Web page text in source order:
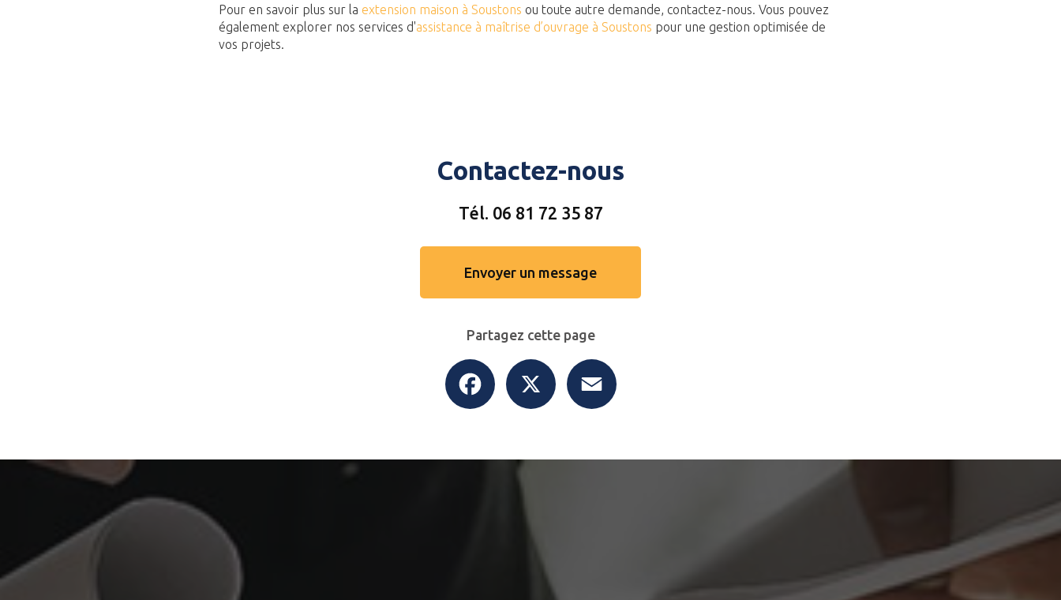
Pour en savoir plus sur la extension maison à Soustons ou toute autre demande, contactez-nous. Vous pouvez
également explorer nos services d'assistance à maîtrise d’ouvrage à Soustons pour une gestion optimisée de
vos projets.
Contactez-nous
Tél. 06 81 72 35 87
Envoyer un message
Partagez cette page
Facebook